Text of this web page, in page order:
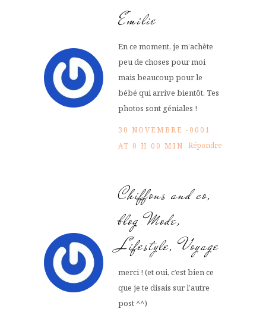
Emilie
En ce moment, je m’achète
peu de choses pour moi
mais beaucoup pour le
bébé qui arrive bientôt. Tes
photos sont géniales !
30 NOVEMBRE -0001
AT 0 H 00 MIN Répondre
Chiffons and co,
blog Mode,
Lifestyle, Voyage
merci ! (et oui, c’est bien ce
que je te disais sur l’autre
post ^^)